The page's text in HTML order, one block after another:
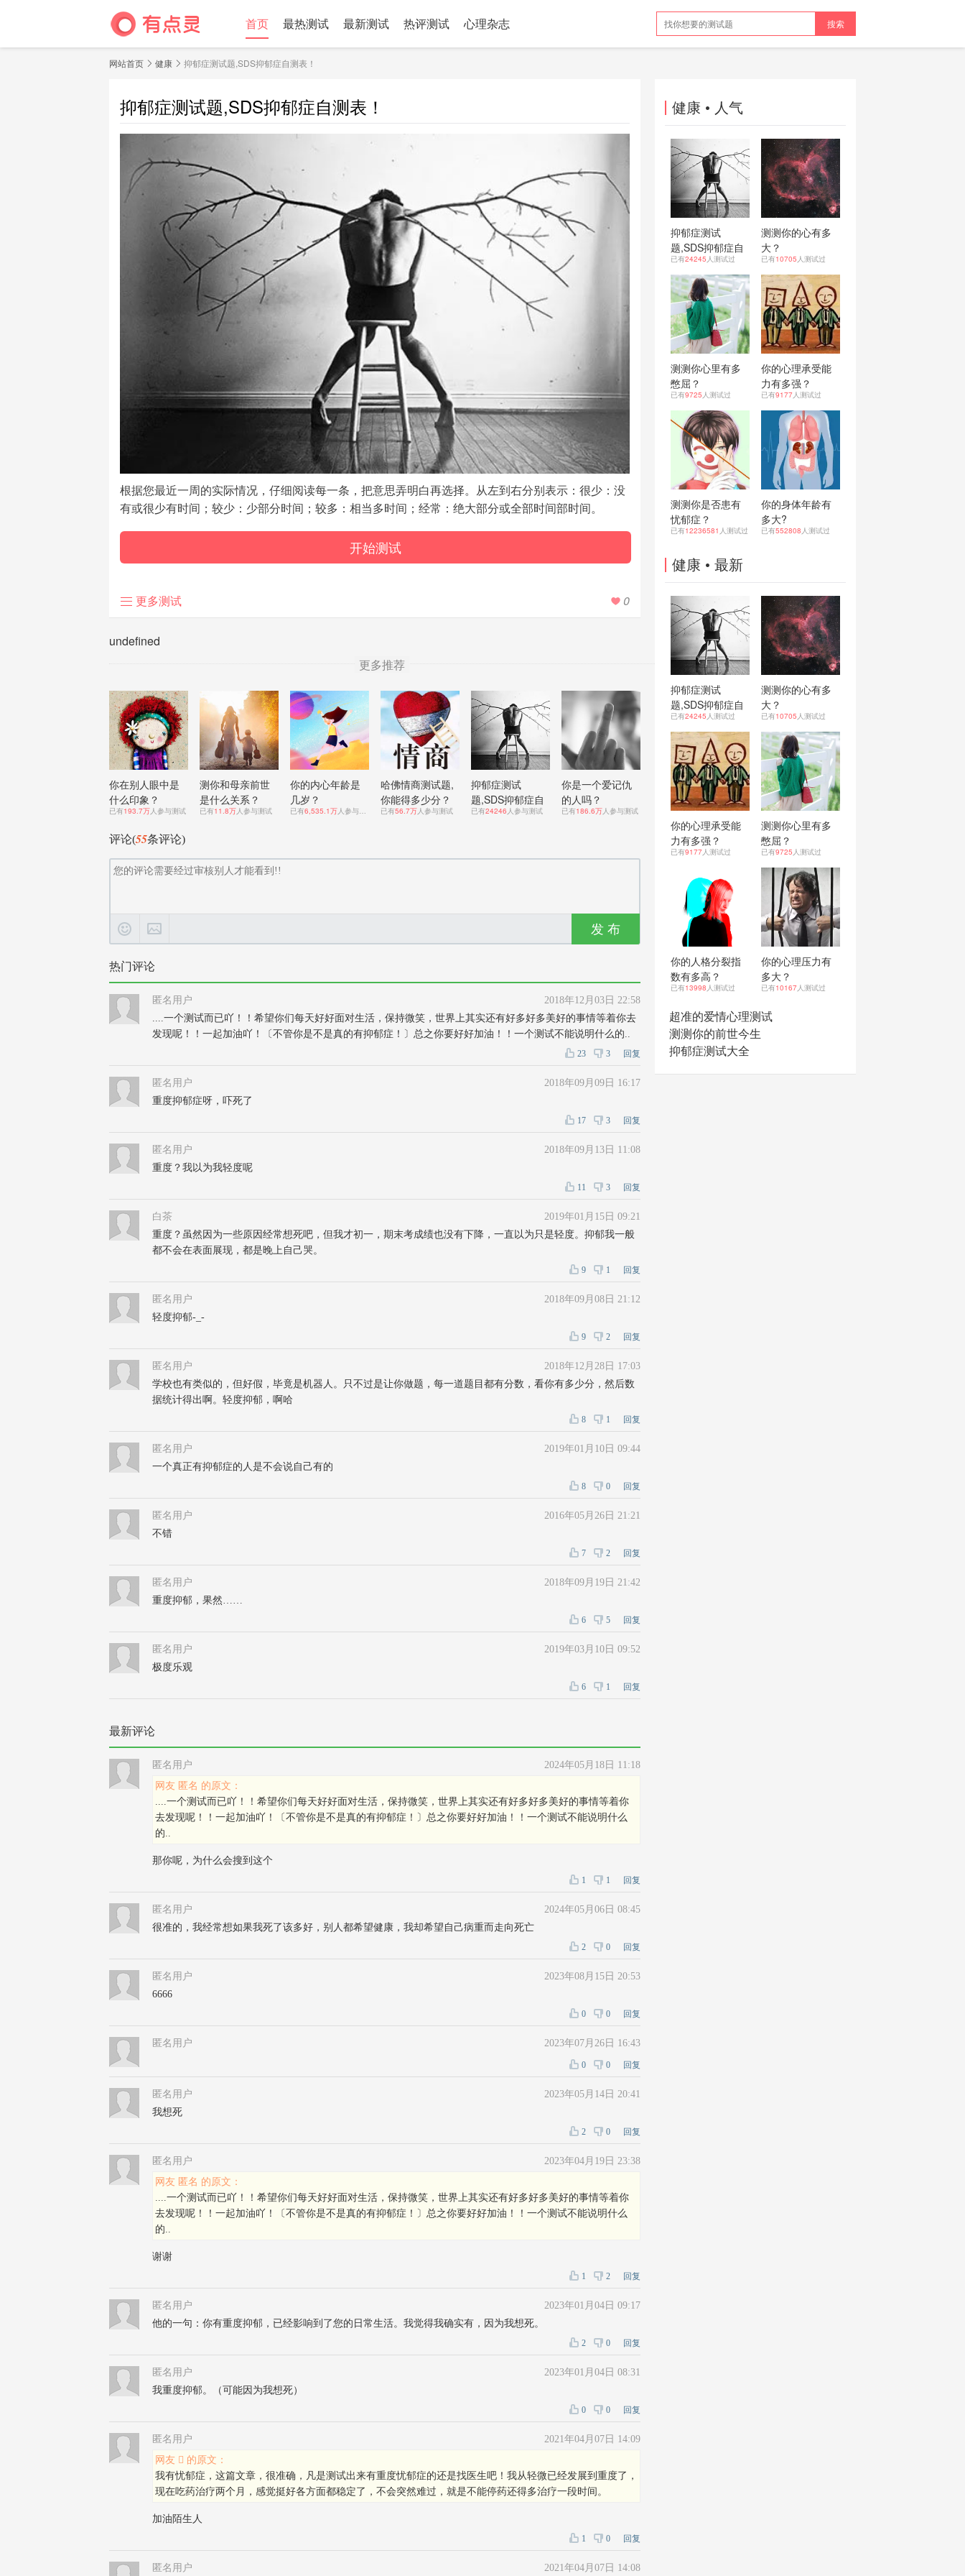
首页 最热测试 最新测试 热评测试 心理杂志 搜索
网站首页 健康 抑郁症测试题,SDS抑郁症自测表！
抑郁症测试题,SDS抑郁症自测表！前
言
根据您最近一周的实际情况，仔细阅读每一条，把意思弄明白再选择。从左到右分别表示：很少：没
有或很少有时间；较少：少部分时间；较多：相当多时间；经常：绝大部分或全部时间部时间。
开始测试
更多测试 0
undefined
更多推荐
你在别人眼中是
什么印象？
已有193.7万人参与测试
测你和母亲前世
是什么关系？
已有11.8万人参与测试
你的内心年龄是
几岁？
已有6,535.1万人参与测试
哈佛情商测试题,
你能得多少分？
已有56.7万人参与测试
抑郁症测试
题,SDS抑郁症自
测表！
已有24246 人参与测试
你是一个爱记仇
的人吗？
已有186.6万人参与测试
评论(55条评论)
发 布
热门评论
匿名用户
2018年12月03日 22:58
....一个测试而已吖！！希望你们每天好好面对生活，保持微笑，世界上其实还有好多好多美好的事情等着你去
发现呢！！一起加油吖！〔不管你是不是真的有抑郁症！〕总之你要好好加油！！一个测试不能说明什么的..
23 3 回复
匿名用户
2018年09月09日 16:17
重度抑郁症呀，吓死了
17 3 回复
匿名用户
2018年09月13日 11:08
重度？我以为我轻度呢
11 3 回复
白茶
2019年01月15日 09:21
重度？虽然因为一些原因经常想死吧，但我才初一，期末考成绩也没有下降，一直以为只是轻度。抑郁我一般
都不会在表面展现，都是晚上自己哭。
9 1 回复
匿名用户
2018年09月08日 21:12
轻度抑郁-_-
9 2 回复
匿名用户
2018年12月28日 17:03
学校也有类似的，但好假，毕竟是机器人。只不过是让你做题，每一道题目都有分数，看你有多少分，然后数
据统计得出啊。轻度抑郁，啊哈
8 1 回复
匿名用户
2019年01月10日 09:44
一个真正有抑郁症的人是不会说自己有的
8 0 回复
匿名用户
2016年05月26日 21:21
不错
7 2 回复
匿名用户
2018年09月19日 21:42
重度抑郁，果然……
6 5 回复
匿名用户
2019年03月10日 09:52
极度乐观
6 1 回复
最新评论
匿名用户
2024年05月18日 11:18
网友 匿名 的原文：
....一个测试而已吖！！希望你们每天好好面对生活，保持微笑，世界上其实还有好多好多美好的事情等着你
去发现呢！！一起加油吖！〔不管你是不是真的有抑郁症！〕总之你要好好加油！！一个测试不能说明什么
的..
那你呢，为什么会搜到这个
1 1 回复
匿名用户
2024年05月06日 08:45
很准的，我经常想如果我死了该多好，别人都希望健康，我却希望自己病重而走向死亡
2 0 回复
匿名用户
2023年08月15日 20:53
6666
0 0 回复
匿名用户 2023年07月26日 16:43
0 0 回复
匿名用户
2023年05月14日 20:41
我想死
2 0 回复
匿名用户
2023年04月19日 23:38
网友 匿名 的原文：
....一个测试而已吖！！希望你们每天好好面对生活，保持微笑，世界上其实还有好多好多美好的事情等着你
去发现呢！！一起加油吖！〔不管你是不是真的有抑郁症！〕总之你要好好加油！！一个测试不能说明什么
的..
谢谢
1 2 回复
匿名用户
2023年01月04日 09:17
他的一句：你有重度抑郁，已经影响到了您的日常生活。我觉得我确实有，因为我想死。
2 0 回复
匿名用户
2023年01月04日 08:31
我重度抑郁。（可能因为我想死）
0 0 回复
匿名用户
2021年04月07日 14:09
网友  的原文：
我有忧郁症，这篇文章，很准确，凡是测试出来有重度忧郁症的还是找医生吧！我从轻微已经发展到重度了，
现在吃药治疗两个月，感觉挺好各方面都稳定了，不会突然难过，就是不能停药还得多治疗一段时间。
加油陌生人
1 0 回复
匿名用户 2021年04月07日 14:08
健康 • 人气
抑郁症测试
题,SDS抑郁症自
测表！
已有24245 人测试过
测测你的心有多
大？
已有10705 人测试过
测测你心里有多
憋屈？
已有9725 人测试过
你的心理承受能
力有多强？
已有9177人测试过
测测你是否患有
忧郁症？
已有12236581 人测试过
你的身体年龄有
多大?
已有552808 人测试过
健康 • 最新
抑郁症测试
题,SDS抑郁症自
测表！
已有24245 人测试过
测测你的心有多
大？
已有10705 人测试过
你的心理承受能
力有多强？
已有9177人测试过
测测你心里有多
憋屈？
已有9725 人测试过
你的人格分裂指
数有多高？
已有13998 人测试过
你的心理压力有
多大？
已有10167人测试过
超准的爱情心理测试
测测你的前世今生
抑郁症测试大全